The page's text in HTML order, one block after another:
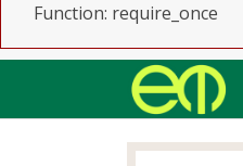
Function: require_once